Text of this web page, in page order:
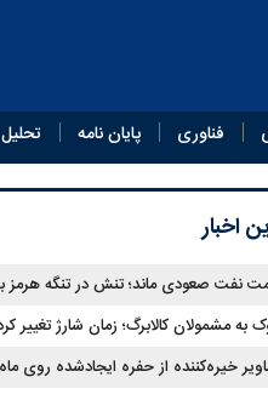
فناوری پایان‌ نامه تحلیل
اخبار
به مشمولان کالابرگ؛ زمان شارژ تغییر
خیره‌کننده از حفره ایجادشده روی